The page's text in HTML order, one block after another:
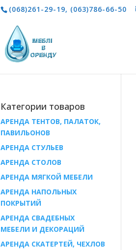
(068)261-29-19, (063)786-66-50
Категории товаров
АРЕНДА ТЕНТОВ, ПАЛАТОК,
ПАВИЛЬОНОВ
AРЕНДА СТУЛЬЕВ
AРЕНДА СТОЛОВ
АРЕНДА МЯГКОЙ МЕБЕЛИ
АРЕНДА НАПОЛЬНЫХ
ПОКРЫТИЙ
АРЕНДА СВАДЕБНЫХ
МЕБЕЛИ И ДЕКОРАЦИЙ
АРЕНДА СКАТЕРТЕЙ, ЧЕХЛОВ